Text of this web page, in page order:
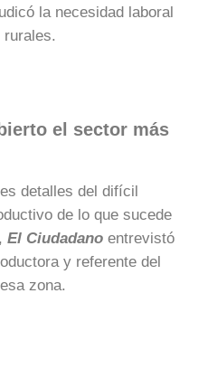
la necesidad laboral
el sector más
detalles del difícil
de lo que sucede
El Ciudadano entrevistó
y referente del
zona.